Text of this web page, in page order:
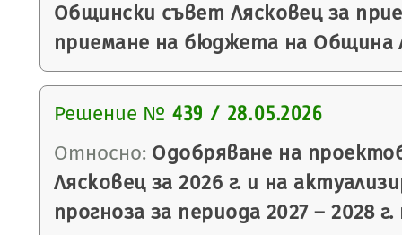
Общински съвет Лясковец за
приемане на бюджета на Община
Решение № 439 / 28.05.2026
Относно: Одобряване на
Лясковец за 2026 г. и на
прогноза за периода 2027 – 2028